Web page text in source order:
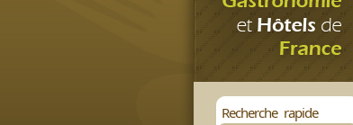
Recherche rapide